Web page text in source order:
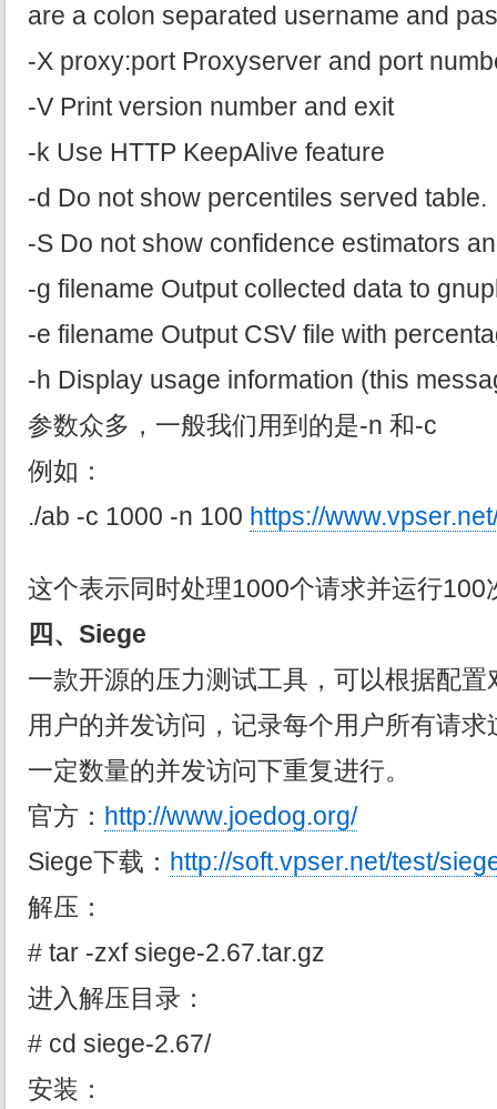
are a colon separated username and
-X proxy:port Proxyserver and port
-V Print version number and exit
-k Use HTTP KeepAlive feature
-d Do not show percentiles served table.
-S Do not show confidence estimators
-g filename Output collected data to
-e filename Output CSV file with
-h Display usage information (this
参数众多，一般我们用到的是-n 和-c
例如：
./ab -c 1000 -n 100 https://
这个表示同时处理1000个请求并运行100
四、Siege
一款开源的压力测试工具，可以根据配
用户的并发访问，记录每个用户所有请
一定数量的并发访问下重复进行。
官方： http://www.joedog.org/
Siege下载： http://soft.vpser.net/test/
解压：
# tar -zxf siege-2.67.tar.gz
进入解压目录：
# cd siege-2.67/
安装：